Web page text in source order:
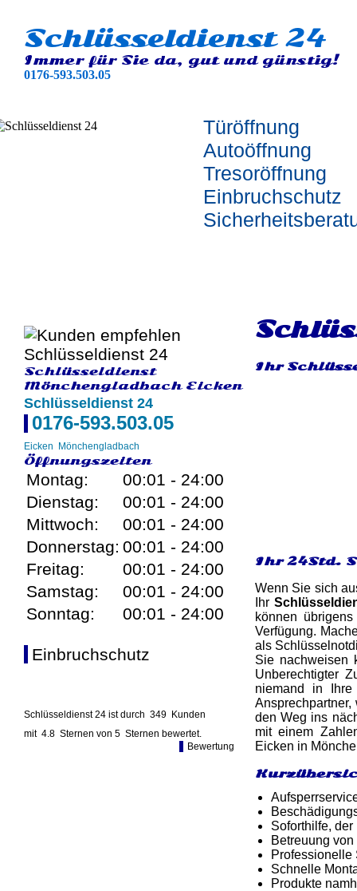
Schlüsseldienst 24
Immer für Sie da, gut und günstig!
0176-593.503.05
Türöffnung
Autoöffnung
Tresoröffnung
Einbruchschutz
Schlüsseldienst
Mönchengladbach Eicken
Schlüsseldienst 24
0176-593.503.05
Eicken Mönchengladbach
Öffnungszeiten
Montag:
00:01 - 24:00
Dienstag:
00:01 - 24:00
Mittwoch:
00:01 - 24:00
Donnerstag: 00:01 - 24:00
Freitag:
00:01 - 24:00
Samstag:
00:01 - 24:00
Sonntag:
00:01 - 24:00
Einbruchschutz
Schlüsseldienst 24 ist durch 349 Kunden
mit 4.8 Sternen von 5 Sternen bewertet.
Bewertung
Ihr
Ihr 24Std.
Wenn Sie sich
Ihr
können
Verfügung.
als
Sie nachweisen
Unberechtigter
niemand in Ihre
den Weg ins
mit einem
Eicken in
Soforthilfe,
Betreuung
Professionelle
Schnelle
Produkte